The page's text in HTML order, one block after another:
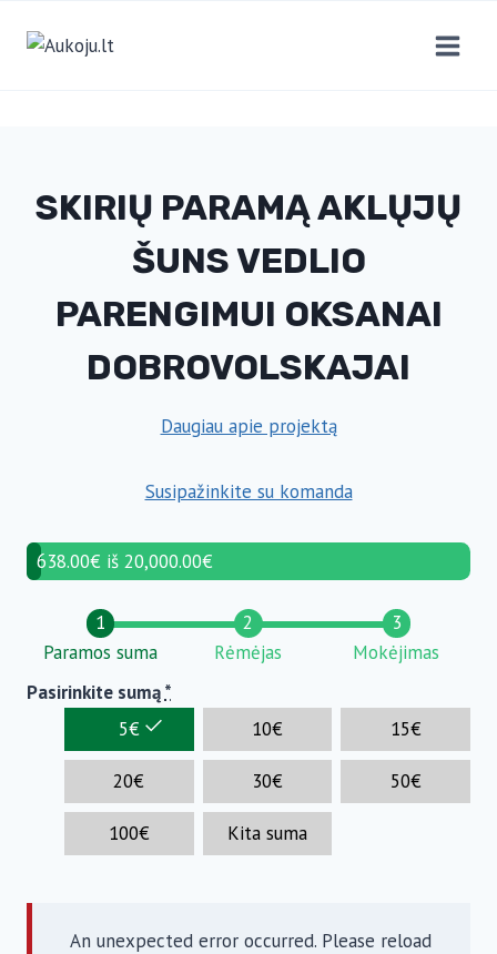
SKIRIŲ PARAMĄ AKLŲJŲ
ŠUNS VEDLIO
PARENGIMUI OKSANAI
DOBROVOLSKAJAI
Daugiau apie projektą
Susipažinkite su komanda
638.00€ iš 20,000.00€
Paramos suma Rėmėjas
Mokėjimas
Pasirinkite sumą*
5€ 10€ 15€
20€ 30€ 50€
100€ Kita suma
An unexpected error occurred. Please reload